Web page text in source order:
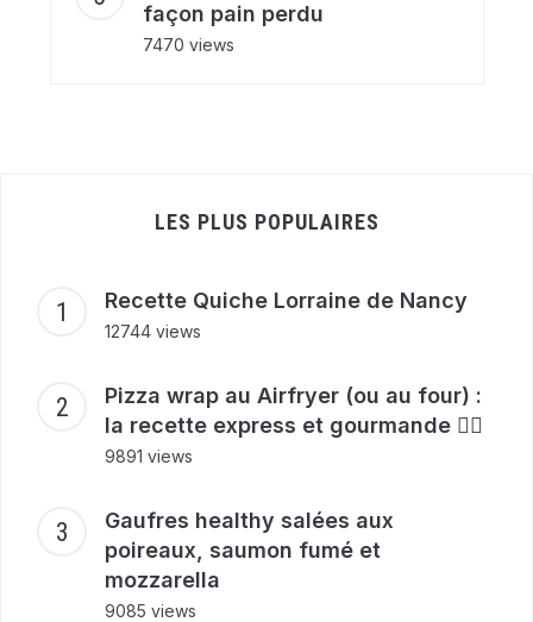
façon pain perdu
7470 views
LES PLUS POPULAIRES
Recette Quiche Lorraine de Nancy
12744 views
Pizza wrap au Airfryer (ou au four) :
la recette express et gourmande ❤️‍🔥
9891 views
Gaufres healthy salées aux
poireaux, saumon fumé et
mozzarella
9085 views